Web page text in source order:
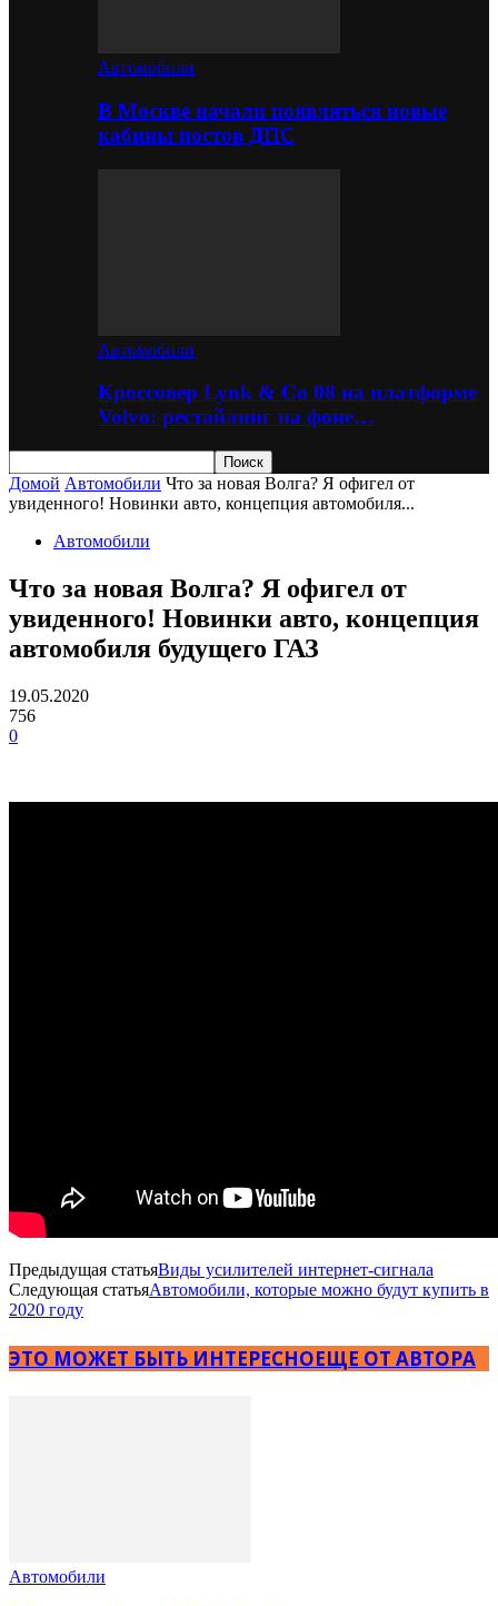
Автомобили
В Москве начали появляться новые
кабины постов ДПС
Автомобили
Кроссовер Lynk & Co 08 на платформе
Volvo: рестайлинг на фоне…
Домой Автомобили Что за новая Волга? Я офигел от
увиденного! Новинки авто, концепция автомобиля...
Автомобили
Что за новая Волга? Я офигел от
увиденного! Новинки авто, концепция
автомобиля будущего ГАЗ
19.05.2020
756
0
Предыдущая статьяВиды усилителей интернет-сигнала
Следующая статьяАвтомобили, которые можно будут купить в
2020 году
ЭТО МОЖЕТ БЫТЬ ИНТЕРЕСНОЕЩЕ ОТ АВТОРА
Автомобили